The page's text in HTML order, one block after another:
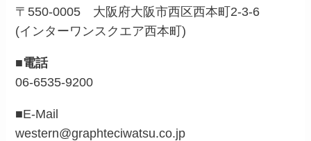
〒550-0005 大阪府大阪市西区西本町2-3-6
(インターワンスクエア西本町)
■電話
06-6535-9200
■E-Mail
western@graphteciwatsu.co.jp